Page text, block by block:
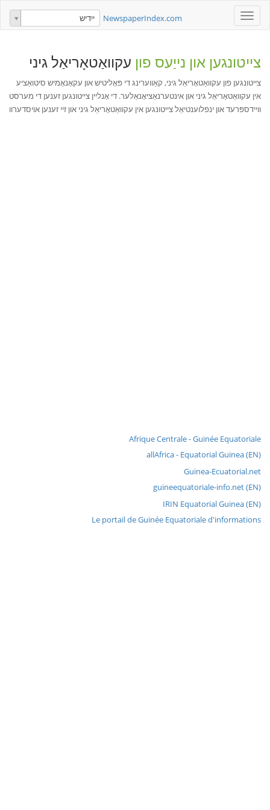
Toggle
navigation
NewspaperIndex.com ייִדיש
צייטונגען און נייַעס פון עקוואַטאָריאַל גיני
צייטונגען פון עקוואַטאָריאַל גיני, קאַווערינג די פּאָליטיש און עקאָנאָמיש סיטואַציע
אין עקוואַטאָריאַל גיני און אינטערנאַציאָנאַלער. די אָנליין צייטונגען זענען די מערסט
וויידספּרעד און ינפלוענטיאַל צייטונגען אין עקוואַטאָריאַל גיני און זיי זענען אויסדערוו
Afrique Centrale - Guinée Equatoriale
allAfrica - Equatorial Guinea (EN)
Guinea-Ecuatorial.net
guineequatoriale-info.net (EN)
IRIN Equatorial Guinea (EN)
Le portail de Guinée Equatoriale d'informations